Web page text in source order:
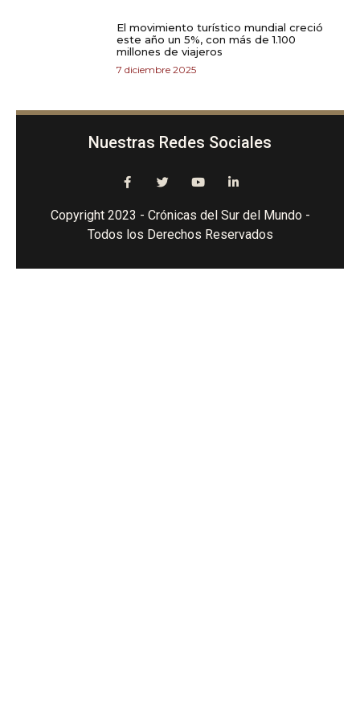
El movimiento turístico mundial creció
este año un 5%, con más de 1.100
millones de viajeros
7 diciembre 2025
Nuestras Redes Sociales
Copyright 2023 - Crónicas del Sur del Mundo -
Todos los Derechos Reservados